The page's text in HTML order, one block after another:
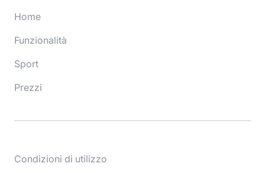
Home
Funzionalità
Sport
Prezzi
Condizioni di utilizzo